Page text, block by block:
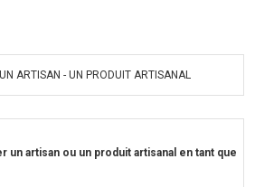
ARTISAN - UN PRODUIT ARTISANAL
un artisan ou un produit artisanal en tant que